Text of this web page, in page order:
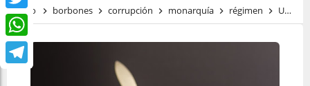
Twitter
WhatsApp
Inicio borbones corrupción monarquía régimen Un potaje de garbanzos negros reales